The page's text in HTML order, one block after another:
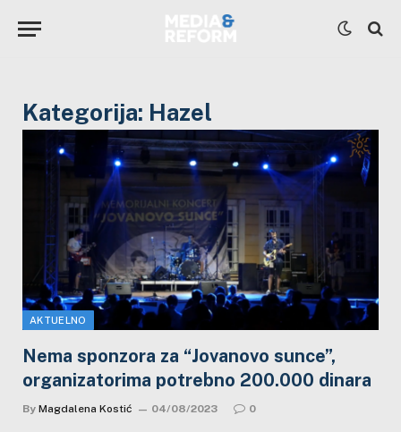
Kategorija: Hazel
AKTUELNO
Nema sponzora za “Jovanovo sunce”,
organizatorima potrebno 200.000 dinara
By Magdalena Kostić 04/08/2023 0